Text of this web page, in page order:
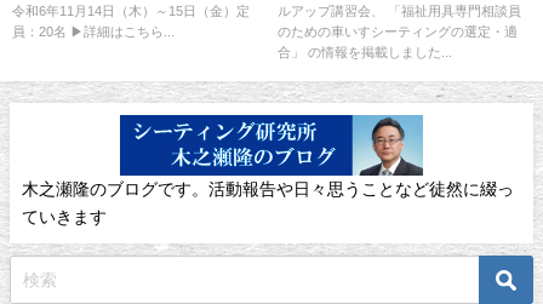
令和6年11月14日（木）～15日（金）定
員：20名 ▶詳細はこちら...
専門相談員スキルアップ講習会
を掲載しました
ルアップ講習会、 「福祉用具専門相談員
のための車いすシーティングの選定・適
合」 の情報を掲載しました...
木之瀬隆のブログです。活動報告や日々思うことなど徒然に綴っ
ていきます